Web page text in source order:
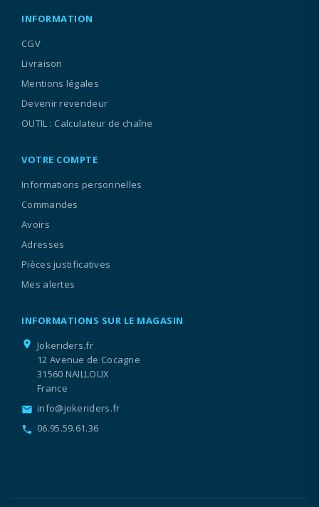
INFORMATION
CGV
Livraison
Mentions légales
Devenir revendeur
OUTIL : Calculateur de chaîne
VOTRE COMPTE
Informations personnelles
Commandes
Avoirs
Adresses
Pièces justificatives
Mes alertes
INFORMATIONS SUR LE MAGASIN
location_on
Jokeriders.fr
12 Avenue de Cocagne
31560 NAILLOUX
France
email info@jokeriders.fr
call 06.95.59.61.36